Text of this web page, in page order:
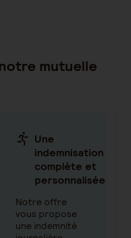
mutuelle
Une
indemnisation
complète et
personnalisée
Notre offre
vous propose
une indemnité